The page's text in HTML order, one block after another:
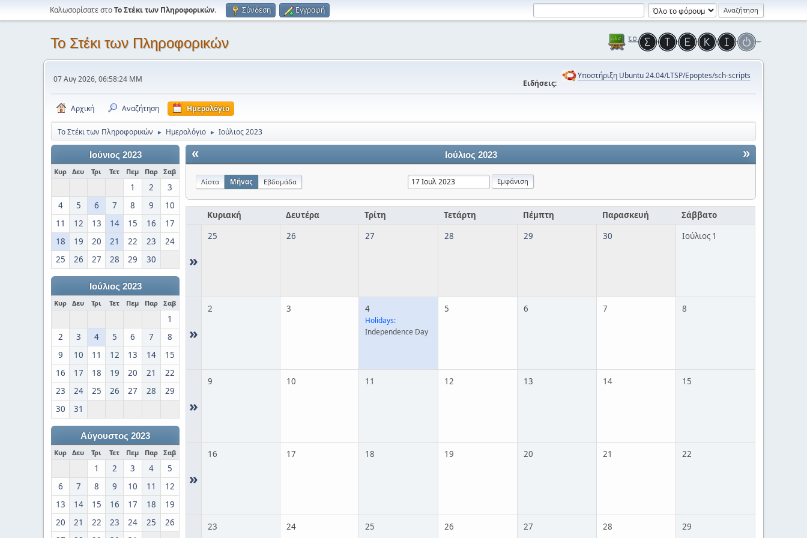
Καλωσορίσατε στοΤο Στέκι των Πληροφορικών. Σύνδεση Εγγραφή
Το Στέκι των Πληροφορικών
07 Αυγ 2026, 06:58:24 ΜΜ Ειδήσεις:
Υποστήριξη Ubuntu 24.04/LTSP/Epoptes/sch-scripts
Αρχική Αναζήτηση Ημερολόγιο
Το Στέκι των Πληροφορικών ► Ημερολόγιο ► Ιούλιος 2023
Ιούνιος 2023
Κυρ Δευ Τρι Τετ Πεμ Παρ Σαβ
1 2
3
4
5 6 7 8 9
10
11
12 13 14 15 16
17
18
19 20 21 22 23
24
25
26 27 28 29 30
Ιούλιος 2023
Κυρ Δευ Τρι Τετ Πεμ Παρ Σαβ
1
2
3 4 5 6 7
8
9
10 11 12 13 14
15
16
17 18 19 20 21
22
23
24 25 26 27 28
29
30
31
Αύγουστος 2023
Κυρ Δευ Τρι Τετ Πεμ Παρ Σαβ
1 2 3 4
5
6
7 8 9 10 11
12
13
14 15 16 17 18
19
20
21 22 23 24 25
26
« »
Ιούλιος 2023
Λίστα Μήνας Εβδομάδα
Κυριακή Δευτέρα Τρίτη Τετάρτη Πέμπτη Παρασκευή Σάββατο
»
25 26 27 28 29 30 Ιούλιος 1
»
2 3 4
Holidays:
Independence Day
5 6 7 8
»
9 10 11 12 13 14 15
»
16 17 18 19 20 21 22
23 24 25 26 27 28 29